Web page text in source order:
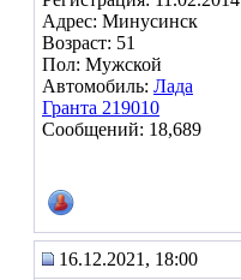
Адрес: Минусинск
Возраст: 51
Пол: Мужской
Автомобиль: Лада
Гранта 219010
Сообщений: 18,689
16.12.2021, 18:00